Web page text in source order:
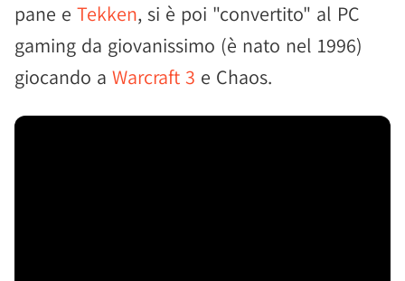
pane e Tekken, si è poi "convertito" al PC
gaming da giovanissimo (è nato nel 1996)
giocando a Warcraft 3 e Chaos.